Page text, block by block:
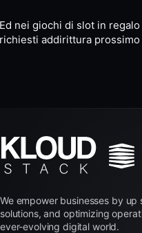
Ed nei giochi di slot in
richiesti addirittura
We empower businesses by
solutions, and optimizing
ever-evolving digital world.